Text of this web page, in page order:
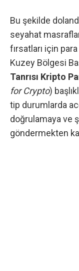
Bu şekilde
seyahat
fırsatları için
Kuzey Bölgesi
Tanrısı Kripto
for Crypto)
tip durumlarda
doğrulamaya ve
göndermekten